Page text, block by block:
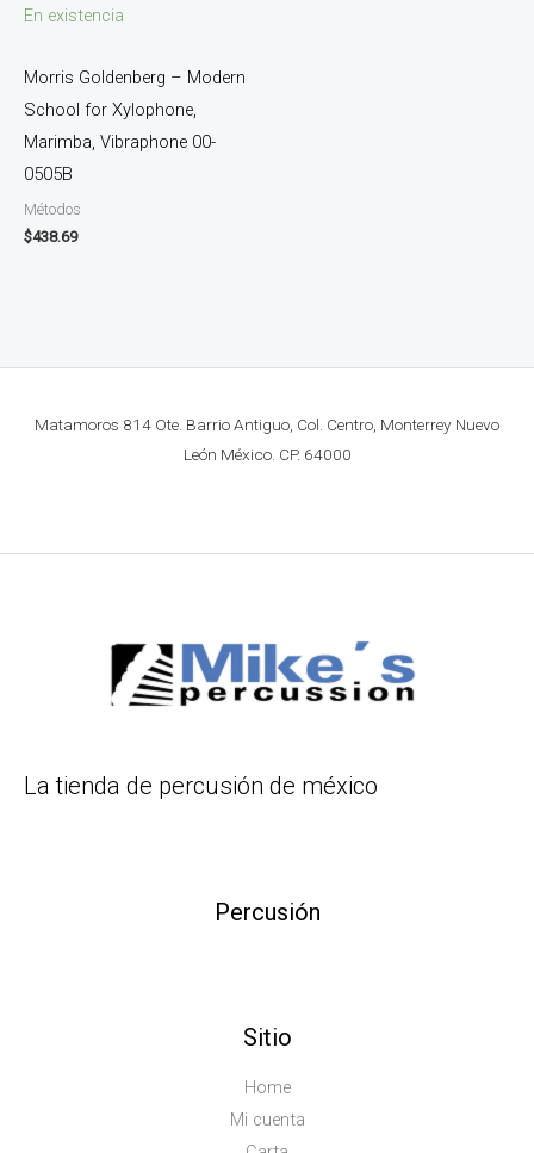
En existencia
Morris Goldenberg – Modern
School for Xylophone,
Marimba, Vibraphone 00-
0505B
Métodos
$438.69
Matamoros 814 Ote. Barrio Antiguo, Col. Centro, Monterrey Nuevo
León México. CP. 64000
La tienda de percusión de méxico
Percusión
Sitio
Home
Mi cuenta